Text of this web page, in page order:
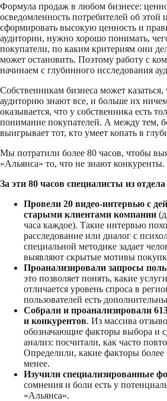
Формула продаж в любом бизнесе:
осведомленность потребителей об этой
сформировать высокую ценность и
аудитории, нужно хорошо понимать,
покупатели, по каким критериям они
может остановить. Поэтому работу с
начинаем с глубинного исследования
Собственникам бизнеса может
аудиторию знают все, и больше их
оказывается, что у собственника есть
понимание покупателей. А между тем,
выигрывает тот, кто умеет копать в
Мы потратили более 80 часов, чтобы
«Альянса» то, что не знают конкуренты.
За эти 80 часов специалисты из
Провели 20 видео-интервью с
старыми клиентами компании
часа каждое). Такие интервью
расследование или диалог с
специальной методике задает
выявляют скрытые мотивы
Проанализировали запросы
это позволяет понять, какие
отличается уровень спроса в
пользователей есть
Собрали и проанализировали
и конкурентов. Из массива
обозначающие факторы выбора и
анализ: посчитали, как часто
Определили, какие факторы
менее.
Изучили специализированные
сомнения и боли есть у
«Альянса».